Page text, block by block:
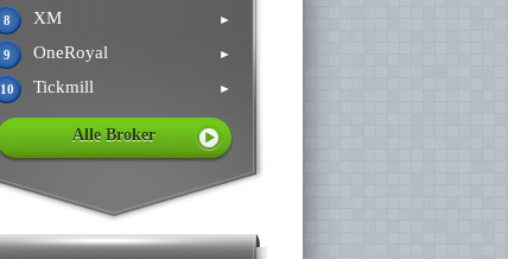
8 XM ►
9 OneRoyal ►
10 Tickmill ►
Alle Broker